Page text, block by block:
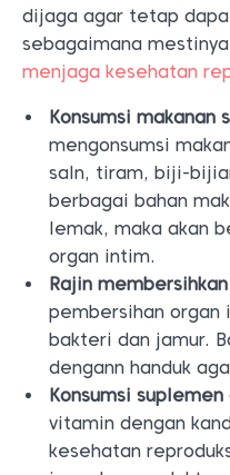
dijaga agar tetap
sebagaimana
menjaga kesehatan
Konsumsi makanan
mengonsumsi
saln, tiram, biji-
berbagai bahan
lemak, maka akan
organ intim.
Rajin
pembersihan
bakteri dan jamur.
dengann handuk
Konsumsi
vitamin dengan
kesehatan